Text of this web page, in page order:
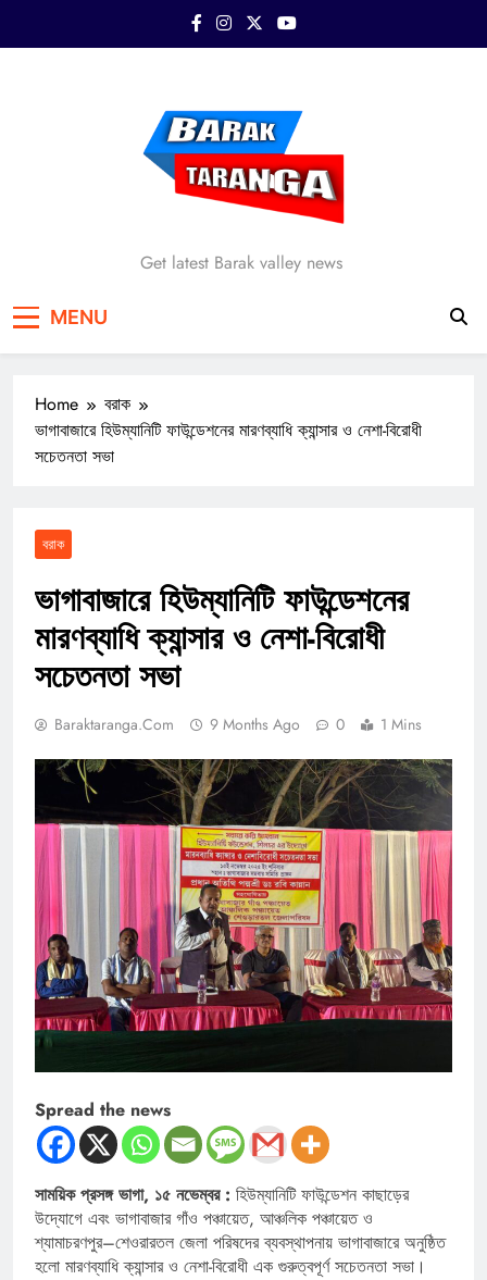
Barak Taranga
Get latest Barak valley news
MENU
Home
বরাক
ভাগাবাজারে হিউম্যানিটি ফাউন্ডেশনের মারণব্যাধি ক্যান্সার ও নেশা-বিরোধী
সচেতনতা সভা
বরাক
ভাগাবাজারে হিউম্যানিটি ফাউন্ডেশনের
মারণব্যাধি ক্যান্সার ও নেশা-বিরোধী
সচেতনতা সভা
Baraktaranga.com 9 Months Ago 0 1 Mins
Spread the news
সাময়িক প্রসঙ্গ ভাগা, ১৫ নভেম্বর : হিউম্যানিটি ফাউন্ডেশন কাছাড়ের
উদ্যোগে এবং ভাগাবাজার গাঁও পঞ্চায়েত, আঞ্চলিক পঞ্চায়েত ও
শ্যামাচরণপুর–শেওরারতল জেলা পরিষদের ব্যবস্থাপনায় ভাগাবাজারে অনুষ্ঠিত
হলো মারণব্যাধি ক্যান্সার ও নেশা-বিরোধী এক গুরুত্বপূর্ণ সচেতনতা সভা।